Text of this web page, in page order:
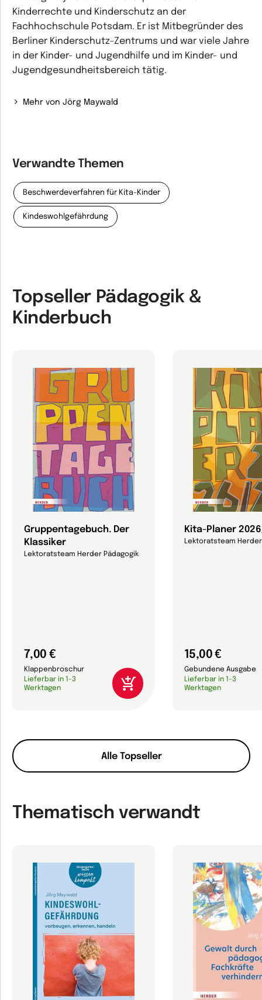
Kinderrechte und Kinderschutz an der
Fachhochschule Potsdam. Er ist Mitbegründer des
Berliner Kinderschutz-Zentrums und war viele Jahre
in der Kinder- und Jugendhilfe und im Kinder- und
Jugendgesundheitsbereich tätig.
Mehr von Jörg Maywald
Verwandte Themen
Beschwerdeverfahren für Kita-Kinder
Kindeswohlgefährdung
Topseller Pädagogik &
Kinderbuch
Alle Topseller
Gruppentagebuch. Der
Klassiker
Lektoratsteam Herder Pädagogik
7,00 €
Klappenbroschur
Lieferbar in 1-3
Werktagen
Kita-Planer
Lektoratsteam Herder
15,00 €
Gebundene Ausgabe
Lieferbar in 1-3
Werktagen
Thematisch verwandt